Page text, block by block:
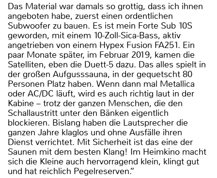
Das Material war damals so grottig, dass ich ihnen
angeboten habe, zuerst einen ordentlichen
Subwoofer zu bauen. Es ist mein Forte Sub 10S
geworden, mit einem 10-Zoll-Sica-Bass, aktiv
angetrieben von einem Hypex Fusion FA251. Ein
paar Monate später, im Februar 2019, kamen die
Satelliten, eben die Duett-5 dazu. Das alles spielt in
der großen Aufgusssauna, in der gequetscht 80
Personen Platz haben. Wenn dann mal Metallica
oder AC/DC läuft, wird es auch richtig laut in der
Kabine – trotz der ganzen Menschen, die den
Schallaustritt unter den Bänken eigentlich
blockieren. Bislang haben die Lautsprecher die
ganzen Jahre klaglos und ohne Ausfälle ihren
Dienst verrichtet. Mit Sicherheit ist das eine der
Saunen mit dem besten Klang! Im Heimkino macht
sich die Kleine auch hervorragend klein, klingt gut
und hat reichlich Pegelreserven.”